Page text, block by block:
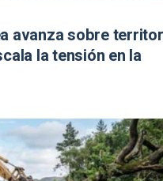
avanza sobre
la tensión en la